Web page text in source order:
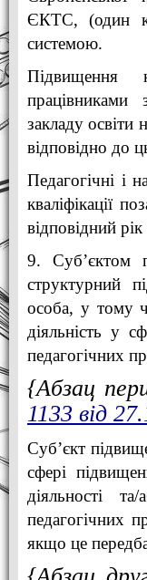
ЄКТС, (один
системою.
Підвищення
працівниками
закладу освіти
відповідно до
Педагогічні і
кваліфікації
відповідний
9. Суб’єктом
структурний
особа, у тому
діяльність у
педагогічних
{Абзац
1133 від
Суб’єкт
сфері
діяльності
педагогічних
якщо це